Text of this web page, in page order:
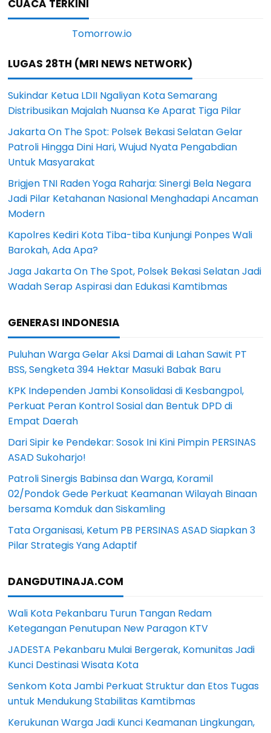
CUACA TERKINI
LUGAS 28TH (MRI NEWS NETWORK)
Sukindar Ketua LDII Ngaliyan Kota Semarang
Distribusikan Majalah Nuansa Ke Aparat Tiga Pilar
Jakarta On The Spot: Polsek Bekasi Selatan Gelar
Patroli Hingga Dini Hari, Wujud Nyata Pengabdian
Untuk Masyarakat
Brigjen TNI Raden Yoga Raharja: Sinergi Bela Negara
Jadi Pilar Ketahanan Nasional Menghadapi Ancaman
Modern
Kapolres Kediri Kota Tiba-tiba Kunjungi Ponpes Wali
Barokah, Ada Apa?
Jaga Jakarta On The Spot, Polsek Bekasi Selatan Jadi
Wadah Serap Aspirasi dan Edukasi Kamtibmas
GENERASI INDONESIA
Puluhan Warga Gelar Aksi Damai di Lahan Sawit PT
BSS, Sengketa 394 Hektar Masuki Babak Baru
KPK Independen Jambi Konsolidasi di Kesbangpol,
Perkuat Peran Kontrol Sosial dan Bentuk DPD di
Empat Daerah
Dari Sipir ke Pendekar: Sosok Ini Kini Pimpin PERSINAS
ASAD Sukoharjo!
Patroli Sinergis Babinsa dan Warga, Koramil
02/Pondok Gede Perkuat Keamanan Wilayah Binaan
bersama Komduk dan Siskamling
Tata Organisasi, Ketum PB PERSINAS ASAD Siapkan 3
Pilar Strategis Yang Adaptif
DANGDUTINAJA.COM
Wali Kota Pekanbaru Turun Tangan Redam
Ketegangan Penutupan New Paragon KTV
JADESTA Pekanbaru Mulai Bergerak, Komunitas Jadi
Kunci Destinasi Wisata Kota
Senkom Kota Jambi Perkuat Struktur dan Etos Tugas
untuk Mendukung Stabilitas Kamtibmas
Kerukunan Warga Jadi Kunci Keamanan Lingkungan,